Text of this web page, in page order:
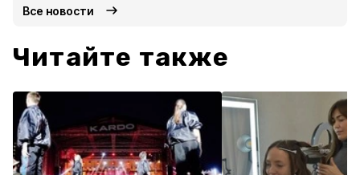
Все новости
Читайте также